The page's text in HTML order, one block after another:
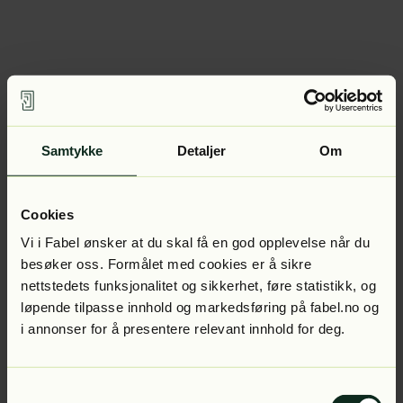
Samtykke Detaljer Om
Cookies
Vi i Fabel ønsker at du skal få en god opplevelse når du
besøker oss. Formålet med cookies er å sikre
nettstedets funksjonalitet og sikkerhet, føre statistikk, og
løpende tilpasse innhold og markedsføring på fabel.no og
i annonser for å presentere relevant innhold for deg.